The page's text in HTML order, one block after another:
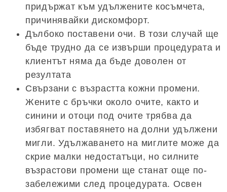
придържат към удължените косъмчета,
причинявайки дискомфорт.
Дълбоко поставени очи. В този случай ще
бъде трудно да се извърши процедурата и
клиентът няма да бъде доволен от
резултата
Свързани с възрастта кожни промени.
Жените с бръчки около очите, както и
синини и отоци под очите трябва да
избягват поставянето на долни удължени
мигли. Удължаването на миглите може да
скрие малки недостатъци, но силните
възрастови промени ще станат още по-
забележими след процедурата. Освен